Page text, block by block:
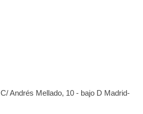
C/ Andrés Mellado, 10 - bajo D Madrid-